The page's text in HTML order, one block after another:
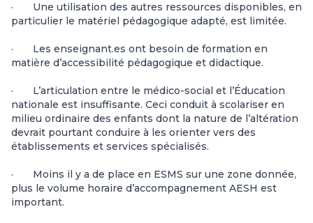
· Une utilisation des autres ressources disponibles, en
particulier le matériel pédagogique adapté, est limitée.
· Les enseignant.es ont besoin de formation en
matière d’accessibilité pédagogique et didactique.
· L’articulation entre le médico-social et l’Éducation
nationale est insuffisante. Ceci conduit à scolariser en
milieu ordinaire des enfants dont la nature de l’altération
devrait pourtant conduire à les orienter vers des
établissements et services spécialisés.
· Moins il y a de place en ESMS sur une zone donnée,
plus le volume horaire d’accompagnement AESH est
important.